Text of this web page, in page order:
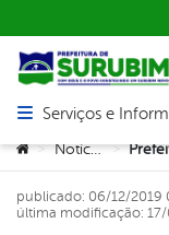
Abrir menu
Serviços e
Você está aqui:
> Notícias >
publicado: 06/12/2019
última modificação: 17/